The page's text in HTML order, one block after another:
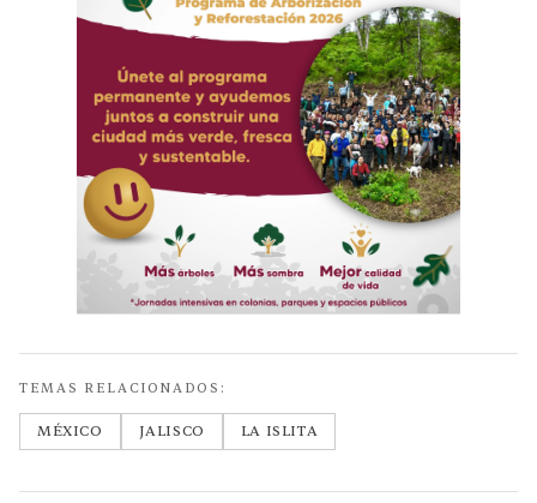
TEMAS RELACIONADOS:
MÉXICO JALISCO LA ISLITA